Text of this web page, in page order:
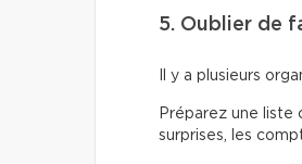
5. Oublier de
Il y a plusieurs
Préparez une liste
surprises, les